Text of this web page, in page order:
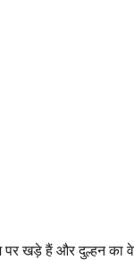
पर खड़े हैं और दुल्हन का